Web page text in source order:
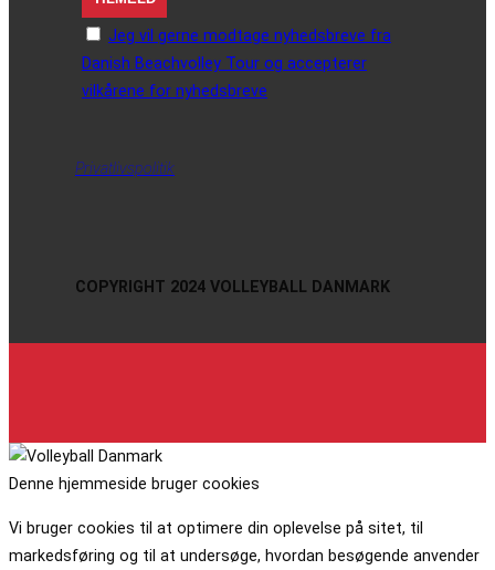
Jeg vil gerne modtage nyhedsbreve fra
Danish Beachvolley Tour og accepterer
vilkårene for nyhedsbreve
Privatlivspolitik
COPYRIGHT 2024 VOLLEYBALL DANMARK
Denne hjemmeside bruger cookies
Vi bruger cookies til at optimere din oplevelse på sitet, til
markedsføring og til at undersøge, hvordan besøgende anvender